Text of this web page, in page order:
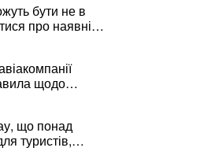
бути не в
про наявні
щодо
що понад
туристів,